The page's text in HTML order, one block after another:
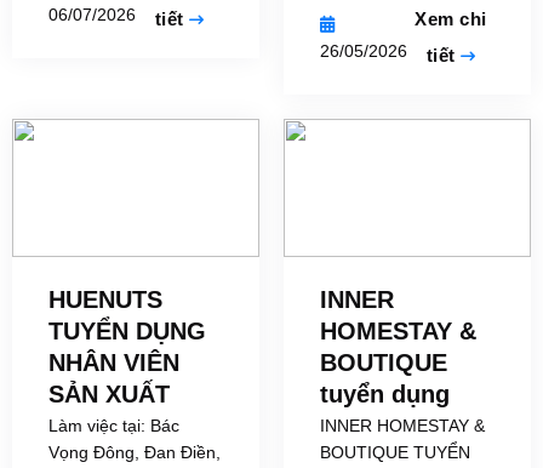
06/07/2026
tiết
26/05/2026
Xem chi
tiết
HUENUTS
TUYỂN DỤNG
NHÂN VIÊN
SẢN XUẤT
Làm việc tại: Bác
Vọng Đông, Đan Điền,
INNER
HOMESTAY &
BOUTIQUE
tuyển dụng
INNER HOMESTAY &
BOUTIQUE TUYỂN